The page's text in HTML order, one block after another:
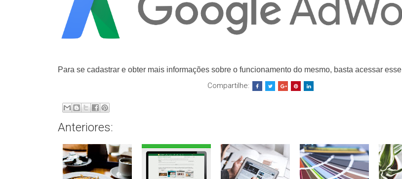
Para se cadastrar e obter mais informações sobre o funcionamento do mesmo, basta acessar esse
Compartilhe:
Anteriores: